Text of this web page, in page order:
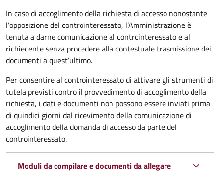
In caso di accoglimento della richiesta di accesso nonostante
l’opposizione del controinteressato, l’Amministrazione è
tenuta a darne comunicazione al controinteressato e al
richiedente senza procedere alla contestuale trasmissione dei
documenti a quest’ultimo.
Per consentire al controinteressato di attivare gli strumenti di
tutela previsti contro il provvedimento di accoglimento della
richiesta, i dati e documenti non possono essere inviati prima
di quindici giorni dal ricevimento della comunicazione di
accoglimento della domanda di accesso da parte del
controinteressato.
Moduli da compilare e documenti da allegare